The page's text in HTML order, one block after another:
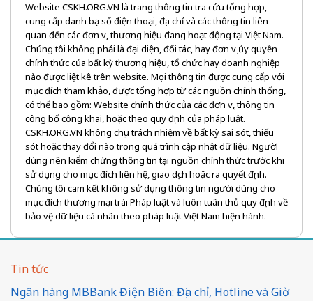
Website CSKH.ORG.VN là trang thông tin tra cứu tổng hợp,
cung cấp danh bạ số điện thoại, địa chỉ và các thông tin liên
quan đến các đơn vị, thương hiệu đang hoạt động tại Việt Nam.
Chúng tôi không phải là đại diện, đối tác, hay đơn vị ủy quyền
chính thức của bất kỳ thương hiệu, tổ chức hay doanh nghiệp
nào được liệt kê trên website. Mọi thông tin được cung cấp với
mục đích tham khảo, được tổng hợp từ các nguồn chính thống,
có thể bao gồm: Website chính thức của các đơn vị, thông tin
công bố công khai, hoặc theo quy định của pháp luật.
CSKH.ORG.VN không chịu trách nhiệm về bất kỳ sai sót, thiếu
sót hoặc thay đổi nào trong quá trình cập nhật dữ liệu. Người
dùng nên kiểm chứng thông tin tại nguồn chính thức trước khi
sử dụng cho mục đích liên hệ, giao dịch hoặc ra quyết định.
Chúng tôi cam kết không sử dụng thông tin người dùng cho
mục đích thương mại trái Pháp luật và luôn tuân thủ quy định về
bảo vệ dữ liệu cá nhân theo pháp luật Việt Nam hiện hành.
Tin tức
Ngân hàng MBBank Điện Biên: Địa chỉ, Hotline và Giờ